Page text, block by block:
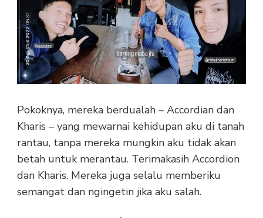
Pokoknya, mereka berdualah – Accordian dan
Kharis – yang mewarnai kehidupan aku di tanah
rantau, tanpa mereka mungkin aku tidak akan
betah untuk merantau. Terimakasih Accordion
dan Kharis. Mereka juga selalu memberiku
semangat dan ngingetin jika aku salah.